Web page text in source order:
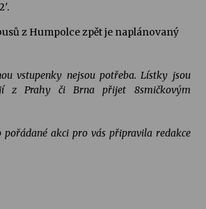
z Humpolce zpět je naplánovaný
vstupenky nejsou potřeba. Lístky jsou
z Prahy či Brna přijet 8smičkovým
pořádané akci pro vás připravila redakce